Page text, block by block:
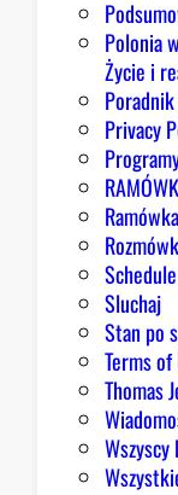
Polonia
Życie i
Privacy
Ramówka
Schedule
Sluchaj
Stan po
Terms of
Thomas